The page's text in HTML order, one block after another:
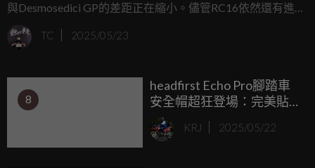
與Desmosedici GP的差距正在縮小。儘管RC16依然還有進步
空間，但他認為，在不同的比賽條件下，差距並非遙不可
及。
TC 2025/05/23
8
headfirst Echo Pro腳踏車
安全帽超狂登場：完美貼
合頭型、多次撞擊照樣
硬！2025 Kickstarter火熱
KRJ 2025/05/22